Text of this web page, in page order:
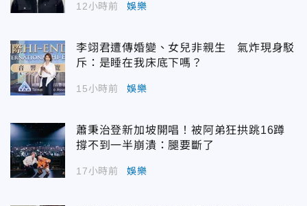
12小時前 娛樂
李翊君遭傳婚變、女兒非親生 氣炸現身駁
斥：是睡在我床底下嗎？
15小時前 娛樂
蕭秉治登新加坡開唱！被阿弟狂拱跳16蹲
撐不到一半崩潰：腿要斷了
17小時前 娛樂